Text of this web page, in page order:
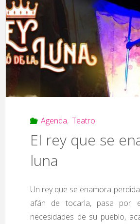
enero-
2025"
Agenda, Teatro
El rey que se
luna
Un rey que se enamora
afán de tocarla, pasa por
necesidades de su pueblo,